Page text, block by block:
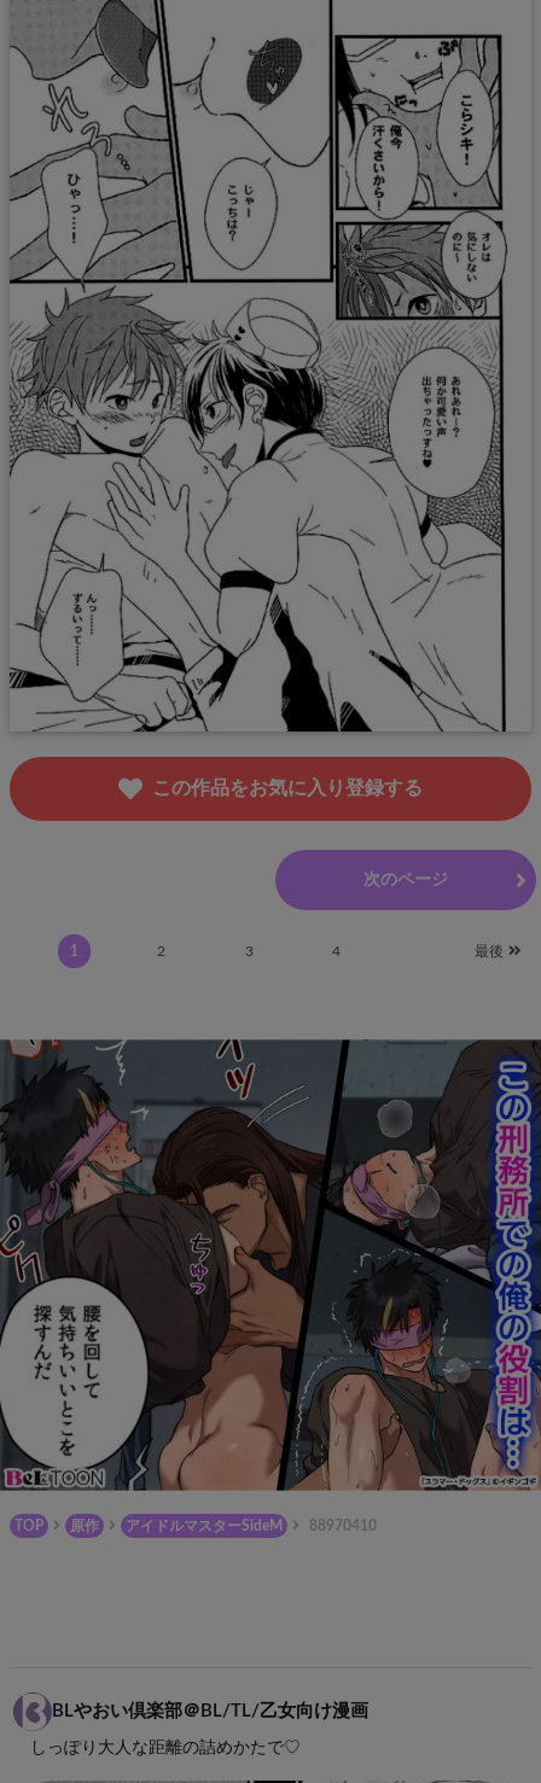
この作品をお気に入り登録する
次のページ
1 2 3 4 最後
TOP 原作 アイドルマスターSideM 88970410
BLやおい倶楽部＠BL/TL/乙女向け漫画
しっぽり大人な距離の詰めかたで♡